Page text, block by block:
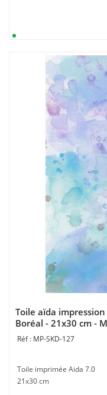
Toile aïda
Boréal - 21x30 cm -
MP-SKD-127
Toile imprimée Aida 7.0
21x30 cm